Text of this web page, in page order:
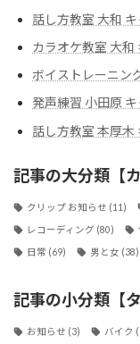
話し方教室 大和
カラオケ教室 大和
ボイストレーニン
発声練習 小田原
話し方教室 本厚木
記事の大分類【
クリップ お知らせ (11)
レコーディング (80)
日常 (69) 男と女 (38)
記事の小分類【タ
お知らせ (3) バイク